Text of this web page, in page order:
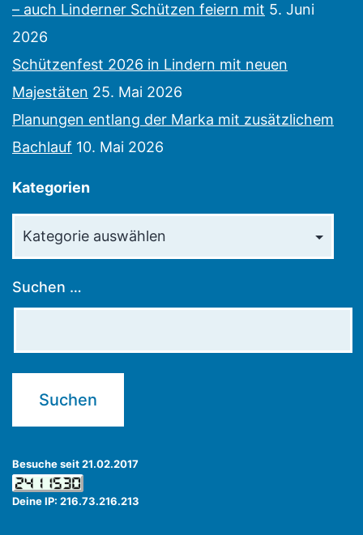
– auch Linderner Schützen feiern mit 5. Juni
2026
Schützenfest 2026 in Lindern mit neuen
Majestäten 25. Mai 2026
Planungen entlang der Marka mit zusätzlichem
Bachlauf 10. Mai 2026
Kategorien
Suchen …
Besuche seit 21.02.2017
Deine IP: 216.73.216.213